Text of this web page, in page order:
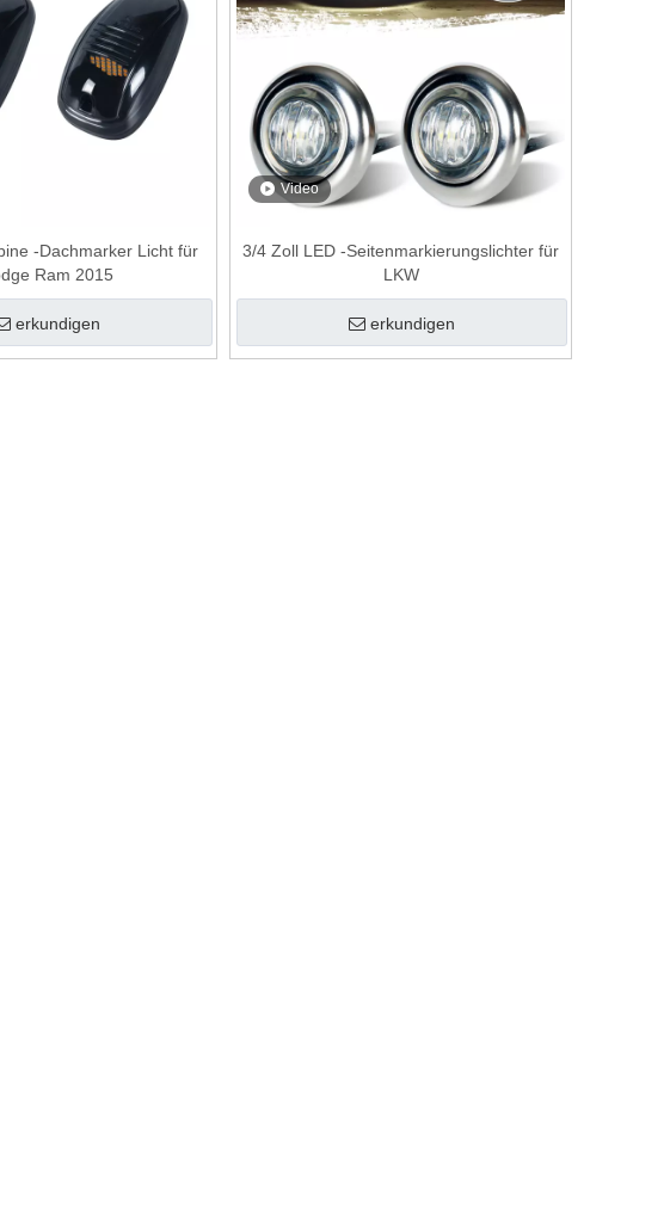
-Dachmarker Licht für
Ram 2015
erkundigen
Video
3/4 Zoll LED -Seitenmarkierungslichter für
LKW
erkundigen